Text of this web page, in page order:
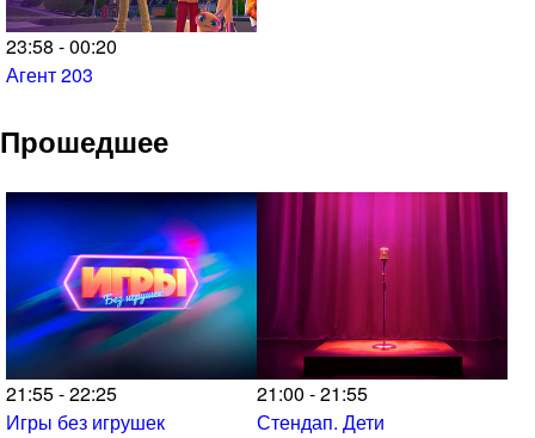
23:58 - 00:20
Агент 203
Прошедшее
21:55 - 22:25
Игры без игрушек
21:00 - 21:55
Стендап. Дети